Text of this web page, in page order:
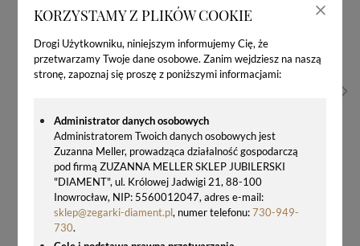
KORZYSTAMY Z PLIKÓW COOKIE
Drogi Użytkowniku, niniejszym informujemy Cię, że
przetwarzamy Twoje dane osobowe. Zanim wejdziesz na naszą
stronę, zapoznaj się proszę z poniższymi informacjami:
Administrator danych osobowych
Administratorem Twoich danych osobowych jest
Zuzanna Meller, prowadząca działalność gospodarczą
pod firmą ZUZANNA MELLER SKLEP JUBILERSKI
"DIAMENT", ul. Królowej Jadwigi 21, 88-100
Inowrocław, NIP: 5560012047, adres e-mail:
sklep@zegarki-diament.pl, numer telefonu:730-949-
730.